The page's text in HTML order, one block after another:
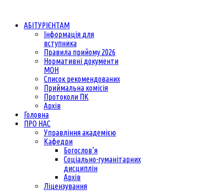
АБІТУРІЄНТАМ
Інформація для
вступника
Правила прийому 2026
Нормативні документи
МОН
Список рекомендованих
Приймальна комісія
Протоколи ПК
Архів
Головна
ПРО НАС
Управління академією
Кафедри
Богослов’я
Соціально-гуманітарних
дисциплін
Архів
Ліцензування